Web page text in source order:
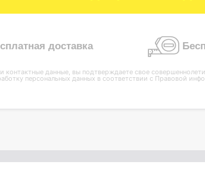
доставка
контактные данные, вы подтверждаете свое
персональных данных в соответствии с Правовой